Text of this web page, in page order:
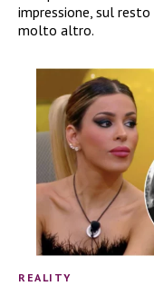
impressione, sul resto
molto altro.
REALITY